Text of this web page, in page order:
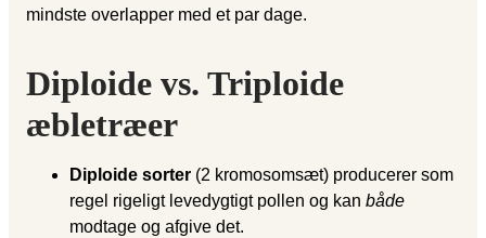
mindste overlapper med et par dage.
Diploide vs. Triploide
æbletræer
Diploide sorter (2 kromosomsæt) producerer som
regel rigeligt levedygtigt pollen og kan både
modtage og afgive det.